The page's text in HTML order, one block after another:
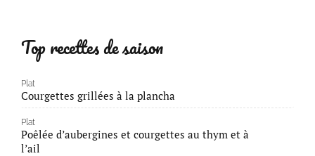
Top recettes de saison
Plat
Courgettes grillées à la plancha
Plat
Poêlée d’aubergines et courgettes au thym et à
l’ail